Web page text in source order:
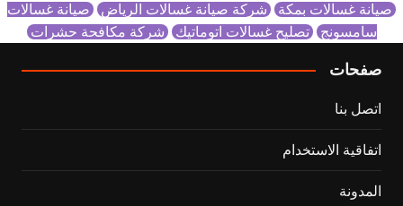
صيانة غسالات بمكة شركة صيانة غسالات الرياض صيانة غسالات
سامسونج تصليح غسالات اتوماتيك شركة مكافحة حشرات
صفحات
اتصل بنا
اتفاقية الاستخدام
المدونة